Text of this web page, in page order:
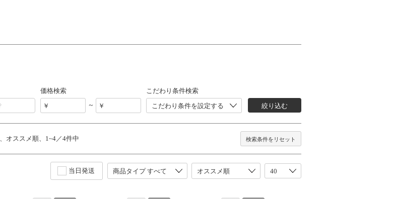
価格検索
～
こだわり条件検索
こだわり条件を設定する
絞り込む
オススメ順 1~4／4件中 検索条件をリセット
当日発送